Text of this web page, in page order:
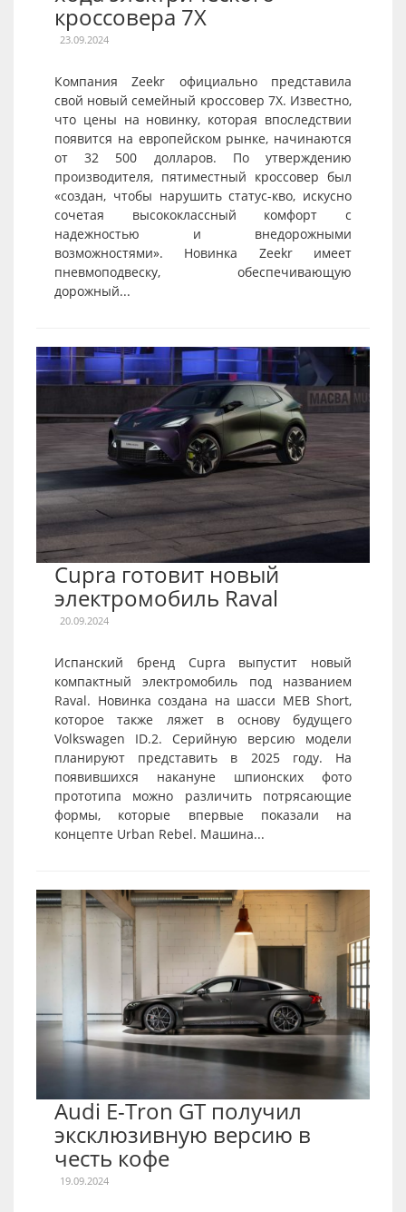
кроссовера 7X
23.09.2024
Компания Zeekr официально представила
свой новый семейный кроссовер 7X. Известно,
что цены на новинку, которая впоследствии
появится на европейском рынке, начинаются
от 32 500 долларов. По утверждению
производителя, пятиместный кроссовер был
«создан, чтобы нарушить статус-кво, искусно
сочетая высококлассный комфорт с
надежностью и внедорожными
возможностями». Новинка Zeekr имеет
пневмоподвеску, обеспечивающую
дорожный...
Cupra готовит новый
электромобиль Raval
20.09.2024
Испанский бренд Cupra выпустит новый
компактный электромобиль под названием
Raval. Новинка создана на шасси MEB Short,
которое также ляжет в основу будущего
Volkswagen ID.2. Серийную версию модели
планируют представить в 2025 году. На
появившихся накануне шпионских фото
прототипа можно различить потрясающие
формы, которые впервые показали на
концепте Urban Rebel. Машина...
Audi E-Tron GT получил
эксклюзивную версию в
честь кофе
19.09.2024